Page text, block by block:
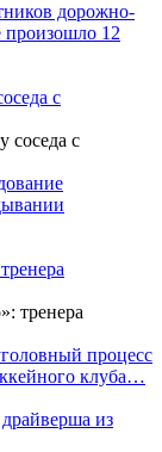
дорожно-
произошло 12
с
процесс
клуба…
из